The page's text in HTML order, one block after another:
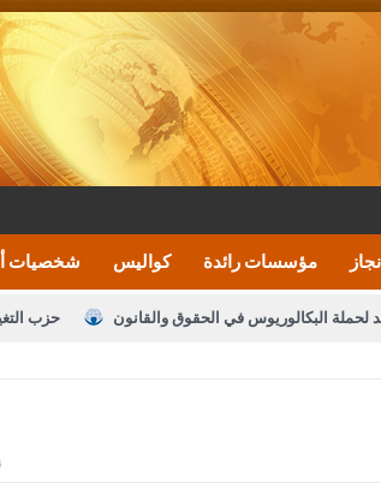
شخصيات كواليس مؤسسات رائدة
حزب لحملة البكالوريوس في الحقوق والقانون
دعوة المكلفين بخدمة